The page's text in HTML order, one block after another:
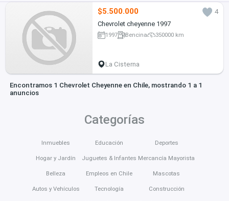
$5.500.000
4
Chevrolet cheyenne 1997
1997 Bencina 350000 km
La Cisterna
Encontramos 1 Chevrolet Cheyenne en Chile, mostrando 1 a 1
anuncios
Categorías
Inmuebles
Hogar y Jardín
Belleza
Autos y Vehículos
Educación
Juguetes & Infantes
Empleos en Chile
Tecnología
Deportes
Mercancía Mayorista
Mascotas
Construcción